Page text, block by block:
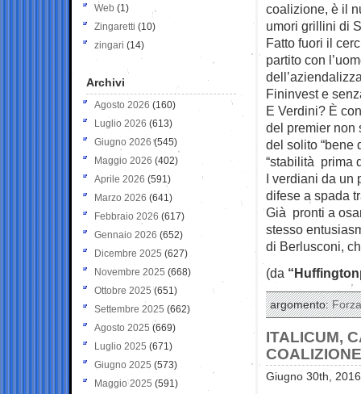
coalizione, è il
umori grillini di
Fatto fuori il
partito con
Fininvest e
E Verdini? È
del premier non
del solito “bene
“stabilità prima
I verdiani da un
difese a spada
Già pronti a
stesso
di Berlusconi,
(da
argomento:
ITALICUM,
COALIZIONE
Giugno 30th,
Web (1)
Zingaretti (10)
zingari (14)
Archivi
Agosto 2026 (160)
Luglio 2026 (613)
Giugno 2026 (545)
Maggio 2026 (402)
Aprile 2026 (591)
Marzo 2026 (641)
Febbraio 2026 (617)
Gennaio 2026 (652)
Dicembre 2025 (627)
Novembre 2025 (668)
Ottobre 2025 (651)
Settembre 2025 (662)
Agosto 2025 (669)
Luglio 2025 (671)
Giugno 2025 (573)
Maggio 2025 (591)